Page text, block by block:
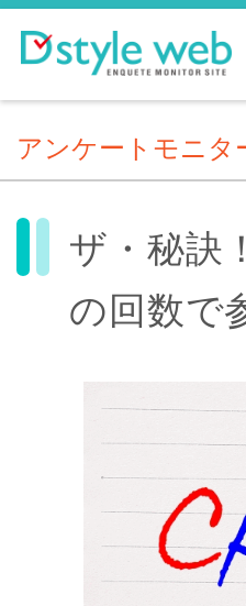
アンケートモニタ
ザ・秘訣
の回数で